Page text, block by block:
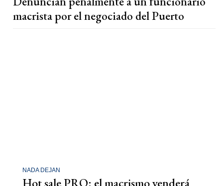
macrista por el negociado del Puerto
NADA DEJAN
Hot sale PRO: el macrismo venderá